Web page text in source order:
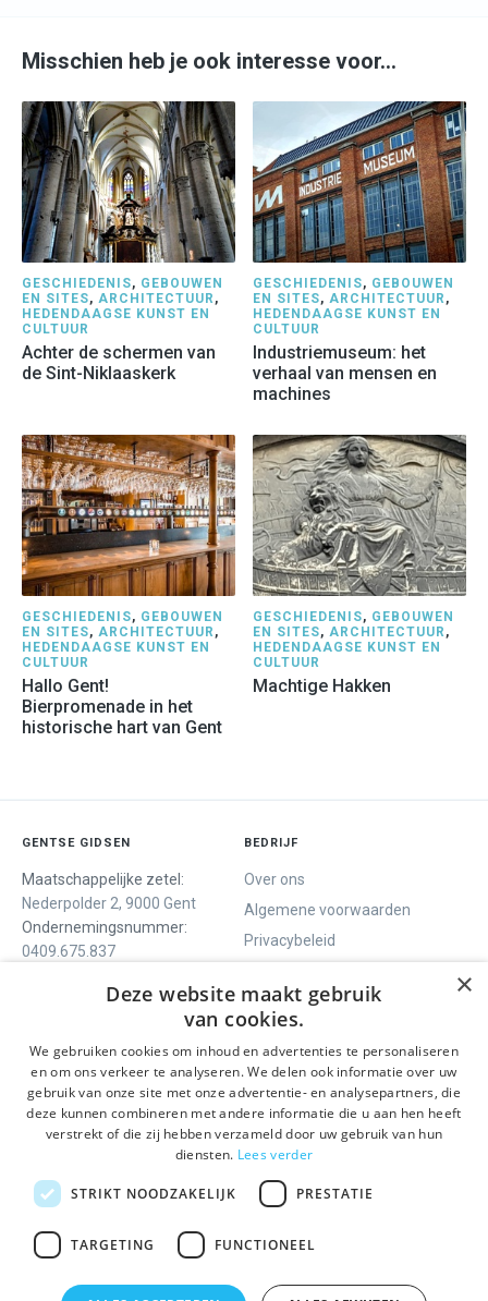
Misschien heb je ook interesse voor…
GESCHIEDENIS, GEBOUWEN
EN SITES, ARCHITECTUUR ,
HEDENDAAGSE KUNST EN
CULTUUR
Achter de schermen van
de Sint-Niklaaskerk
GESCHIEDENIS, GEBOUWEN
EN SITES, ARCHITECTUUR ,
HEDENDAAGSE KUNST EN
CULTUUR
Industriemuseum: het
verhaal van mensen en
machines
GESCHIEDENIS, GEBOUWEN
EN SITES, ARCHITECTUUR ,
HEDENDAAGSE KUNST EN
CULTUUR
Hallo Gent!
Bierpromenade in het
historische hart van Gent
GESCHIEDENIS, GEBOUWEN
EN SITES, ARCHITECTUUR ,
HEDENDAAGSE KUNST EN
CULTUUR
Machtige Hakken
GENTSE GIDSEN
Maatschappelijke zetel:
Nederpolder 2, 9000 Gent
Ondernemingsnummer:
0409.675.837
BEDRIJF
Over ons
Algemene voorwaarden
Privacybeleid
ONS AANBOD
Rondleidingen
Dagprogramma
Activiteiten
SOCIALS
Facebook
Instagram
LinkedIn
BLIJF OP DE HOOGTE
Verzenden
×
Deze website maakt gebruik
van cookies.
We gebruiken cookies om inhoud en advertenties te personaliseren
en om ons verkeer te analyseren. We delen ook informatie over uw
gebruik van onze site met onze advertentie- en analysepartners, die
deze kunnen combineren met andere informatie die u aan hen heeft
verstrekt of die zij hebben verzameld door uw gebruik van hun
diensten. Lees verder
STRIKT NOODZAKELIJK PRESTATIE
TARGETING FUNCTIONEEL